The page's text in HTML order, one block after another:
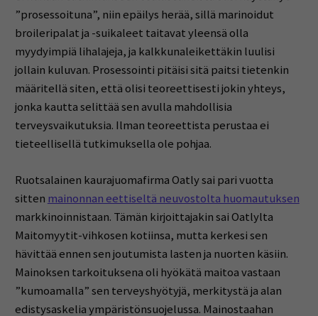
”prosessoituna”, niin epäilys herää, sillä marinoidut
broileripalat ja -suikaleet taitavat yleensä olla
myydyimpiä lihalajeja, ja kalkkunaleikettäkin luulisi
jollain kuluvan. Prosessointi pitäisi sitä paitsi tietenkin
määritellä siten, että olisi teoreettisesti jokin yhteys,
jonka kautta selittää sen avulla mahdollisia
terveysvaikutuksia. Ilman teoreettista perustaa ei
tieteellisellä tutkimuksella ole pohjaa.
Ruotsalainen kaurajuomafirma Oatly sai pari vuotta
sitten mainonnan eettiseltä neuvostolta huomautuksen
markkinoinnistaan. Tämän kirjoittajakin sai Oatlylta
Maitomyytit-vihkosen kotiinsa, mutta kerkesi sen
hävittää ennen sen joutumista lasten ja nuorten käsiin.
Mainoksen tarkoituksena oli hyökätä maitoa vastaan
”kumoamalla” sen terveyshyötyjä, merkitystä ja alan
edistysaskelia ympäristönsuojelussa. Mainostaahan